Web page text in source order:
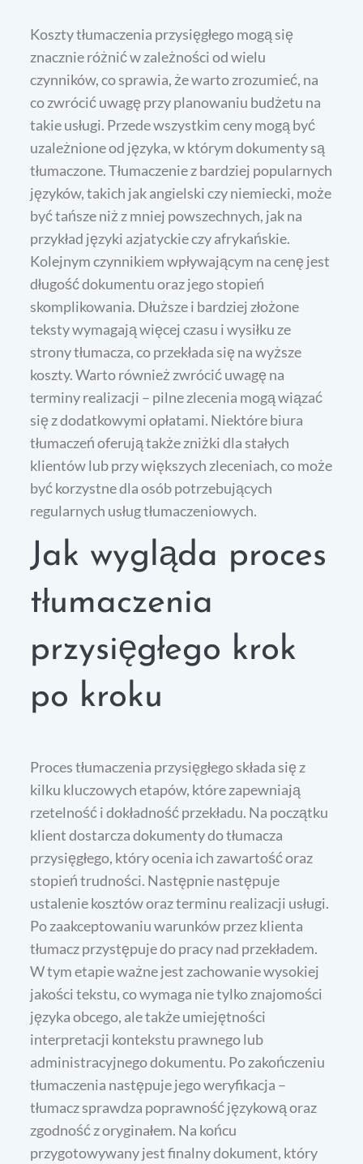
Koszty tłumaczenia przysięgłego mogą się
znacznie różnić w zależności od wielu
czynników, co sprawia, że warto zrozumieć, na
co zwrócić uwagę przy planowaniu budżetu na
takie usługi. Przede wszystkim ceny mogą być
uzależnione od języka, w którym dokumenty są
tłumaczone. Tłumaczenie z bardziej popularnych
języków, takich jak angielski czy niemiecki, może
być tańsze niż z mniej powszechnych, jak na
przykład języki azjatyckie czy afrykańskie.
Kolejnym czynnikiem wpływającym na cenę jest
długość dokumentu oraz jego stopień
skomplikowania. Dłuższe i bardziej złożone
teksty wymagają więcej czasu i wysiłku ze
strony tłumacza, co przekłada się na wyższe
koszty. Warto również zwrócić uwagę na
terminy realizacji – pilne zlecenia mogą wiązać
się z dodatkowymi opłatami. Niektóre biura
tłumaczeń oferują także zniżki dla stałych
klientów lub przy większych zleceniach, co może
być korzystne dla osób potrzebujących
regularnych usług tłumaczeniowych.
Jak wygląda proces
tłumaczenia
przysięgłego krok
po kroku
Proces tłumaczenia przysięgłego składa się z
kilku kluczowych etapów, które zapewniają
rzetelność i dokładność przekładu. Na początku
klient dostarcza dokumenty do tłumacza
przysięgłego, który ocenia ich zawartość oraz
stopień trudności. Następnie następuje
ustalenie kosztów oraz terminu realizacji usługi.
Po zaakceptowaniu warunków przez klienta
tłumacz przystępuje do pracy nad przekładem.
W tym etapie ważne jest zachowanie wysokiej
jakości tekstu, co wymaga nie tylko znajomości
języka obcego, ale także umiejętności
interpretacji kontekstu prawnego lub
administracyjnego dokumentu. Po zakończeniu
tłumaczenia następuje jego weryfikacja –
tłumacz sprawdza poprawność językową oraz
zgodność z oryginałem. Na końcu
przygotowywany jest finalny dokument, który